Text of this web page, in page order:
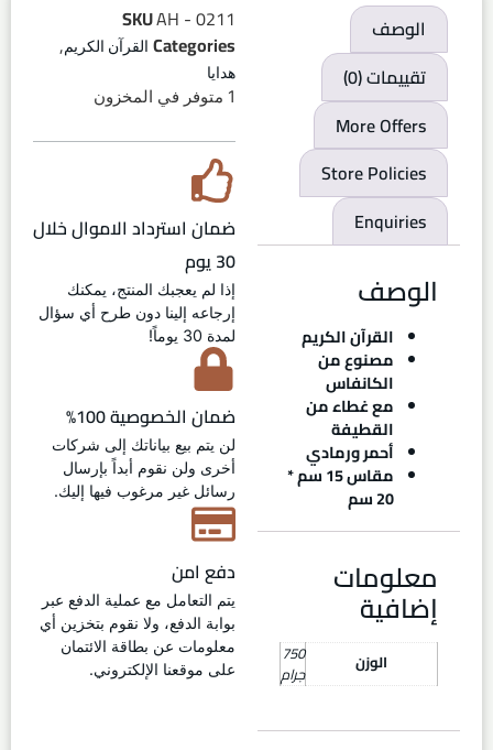
الوصف
تقييمات (0)
More Offers
Store Policies
Enquiries
الوصف
القرآن الكريم
مصنوع من
الكانفاس
مع غطاء من
القطيفة
أحمر ورمادي
مقاس 15 سم *
20 سم
معلومات
إضافية
الوزن 750
جرام
SKUAH - 0211
Categories القرآن الكريم,
هدايا
1 متوفر في المخزون
ضمان استرداد الاموال خلال
30 يوم
إذا لم يعجبك المنتج، يمكنك
إرجاعه إلينا دون طرح أي سؤال
لمدة 30 يوماً!
ضمان الخصوصية 100%
لن يتم بيع بياناتك إلى شركات
أخرى ولن نقوم أبداً بإرسال
رسائل غير مرغوب فيها إليك.
دفع امن
يتم التعامل مع عملية الدفع عبر
بوابة الدفع، ولا نقوم بتخزين أي
معلومات عن بطاقة الائتمان
على موقعنا الإلكتروني.